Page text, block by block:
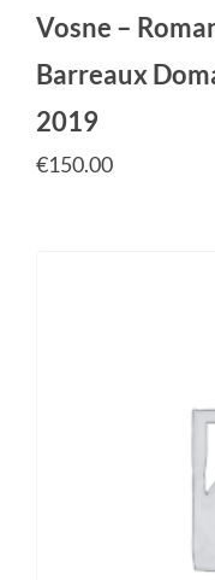
Vosne –
Barreaux
2019
€150.00